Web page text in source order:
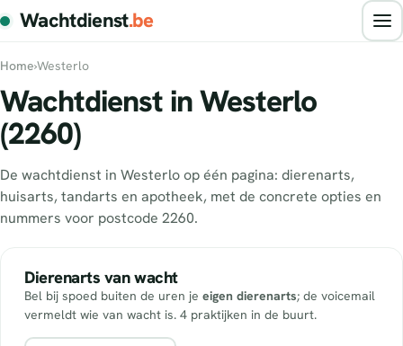
Wachtdienst.be
Home›Westerlo
Wachtdienst in Westerlo
(2260)
De wachtdienst in Westerlo op één pagina: dierenarts,
huisarts, tandarts en apotheek, met de concrete opties en
nummers voor postcode 2260.
Dierenarts van wacht
Bel bij spoed buiten de uren je eigen dierenarts; de voicemail
vermeldt wie van wacht is. 4 praktijken in de buurt.